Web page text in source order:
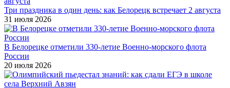
Три праздника в один день: как Белорецк встречает 2 августа
31 июля 2026
В Белорецке отметили 330-летие Военно-морского флота
России
20 июля 2026